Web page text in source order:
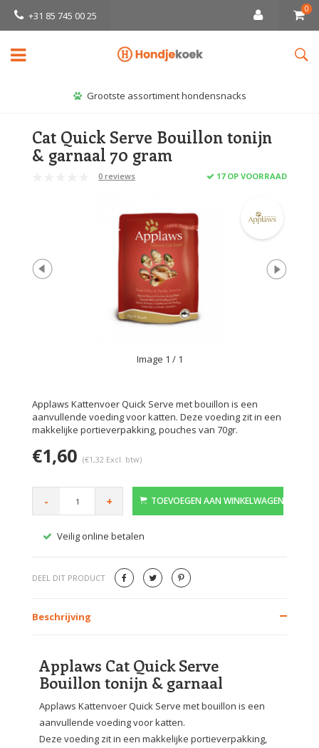
+31 85 745 00 25
0
Grootste assortiment hondensnacks
Cat Quick Serve Bouillon tonijn
& garnaal 70 gram
0 reviews 17 OP VOORRAAD
Image 1 / 1
Applaws Kattenvoer Quick Serve met bouillon is een
aanvullende voeding voor katten. Deze voeding zit in een
makkelijke portieverpakking, pouches van 70gr.
€1,60 (€1,32 Excl. btw)
- + TOEVOEGEN AAN WINKELWAGEN
Veilig online betalen
DEEL DIT PRODUCT
Beschrijving
Applaws Cat Quick Serve
Bouillon tonijn & garnaal
Applaws Kattenvoer Quick Serve met bouillon is een
aanvullende voeding voor katten.
Deze voeding zit in een makkelijke portieverpakking,